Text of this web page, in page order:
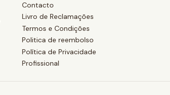
Contacto
Livro de Reclamações
Termos e Condições
Politica de reembolso
Política de Privacidade
Profissional